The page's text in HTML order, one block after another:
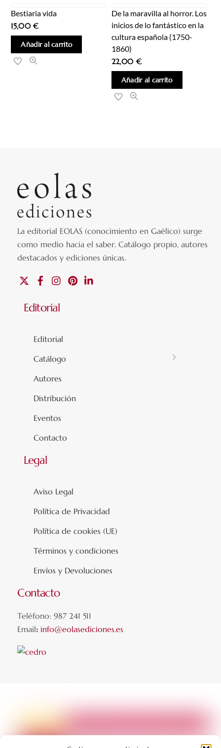
Bestiaria vida
15,00€
Añadir al carrito
De la maravilla al horror. Los
inicios de lo fantástico en la
cultura española (1750-
1860)
22,00 €
Añadir al carrito
La editorial EOLAS (conocimiento en Gaélico) surge
como medio hacia el saber.Catálogo propio, autores
destacados y ediciones únicas.
FacebookInstagramPinterest
Editorial
Editorial
Catálogo
Autores
Distribución
Eventos
Contacto
Legal
Aviso Legal
Política de Privacidad
Política de cookies (UE)
Términos y condiciones
Envíos y Devoluciones
Contacto
Teléfono: 987 241 511
Email: info@eolasediciones.es